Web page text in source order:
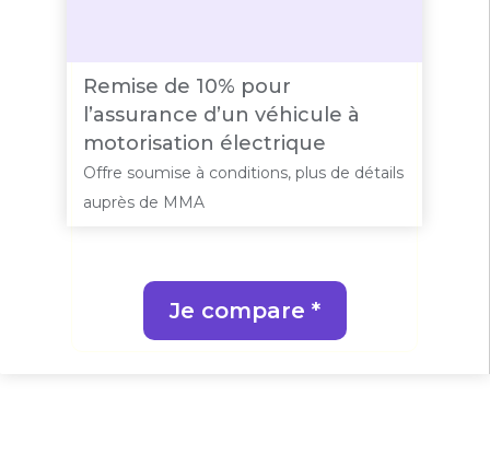
Remise de 10% pour
l’assurance d’un véhicule à
motorisation électrique
Offre soumise à conditions, plus de détails
auprès de MMA
Je compare *